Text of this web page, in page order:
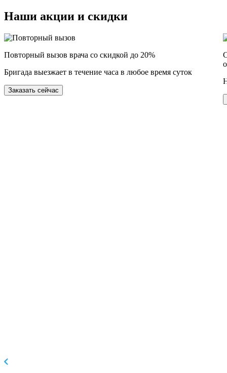
Наши акции и скидки
Повторный вызов врача со скидкой до 20%
Бригада выезжает в течение часа в любое время суток
Заказать сейчас